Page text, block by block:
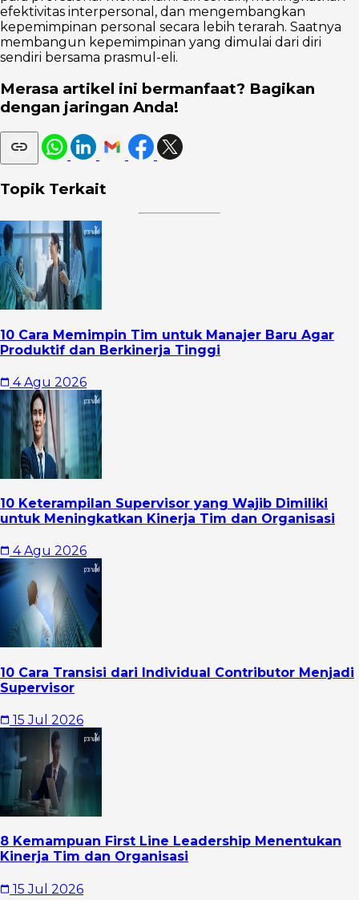
efektivitas interpersonal, dan mengembangkan
kepemimpinan personal secara lebih terarah. Saatnya
membangun kepemimpinan yang dimulai dari diri
sendiri bersama prasmul-eli.
Merasa artikel ini bermanfaat? Bagikan
dengan jaringan Anda!
Topik Terkait
10 Cara Memimpin Tim untuk Manajer Baru Agar
Produktif dan Berkinerja Tinggi
4 Agu 2026
10 Keterampilan Supervisor yang Wajib Dimiliki
untuk Meningkatkan Kinerja Tim dan Organisasi
4 Agu 2026
10 Cara Transisi dari Individual Contributor Menjadi
Supervisor
15 Jul 2026
8 Kemampuan First Line Leadership Menentukan
Kinerja Tim dan Organisasi
15 Jul 2026